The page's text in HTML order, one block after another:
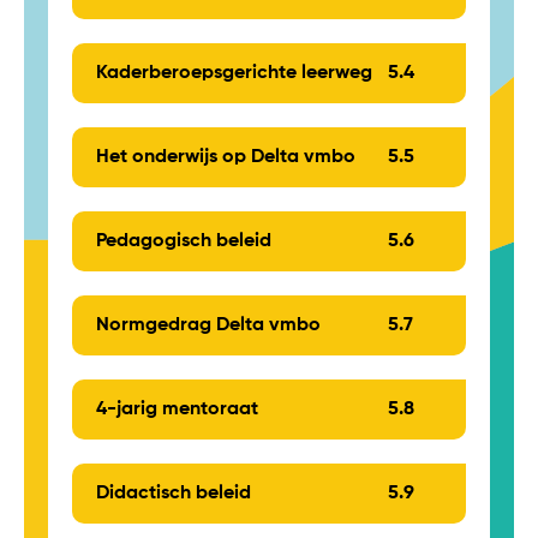
Kaderberoepsgerichte leerweg 5.4
Het onderwijs op Delta vmbo 5.5
Pedagogisch beleid 5.6
Normgedrag Delta vmbo 5.7
4-jarig mentoraat 5.8
Didactisch beleid 5.9